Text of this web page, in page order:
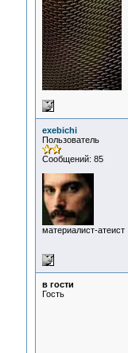
exebichi
Пользователь
Сообщений: 85
материалист-атеист
в гости
Гость